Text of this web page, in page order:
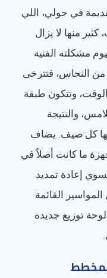
في حولي، اللي
كثير منها لا يزال
مشكلته الفنية
من النحاس، فتترخى
وتتكون طبقة
والنتيجة
كل صيف. يضاف
ما كانت أصلاً في
إعادة تمديد
القائمة
توزيع جديدة